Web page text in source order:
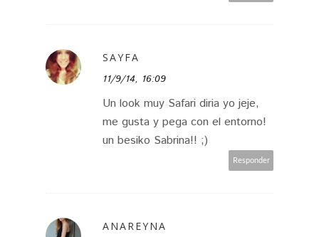
SAYFA
11/9/14, 16:09
Un look muy Safari diria yo jeje,
me gusta y pega con el entorno!
un besiko Sabrina!! ;)
Responder
ANAREYNA